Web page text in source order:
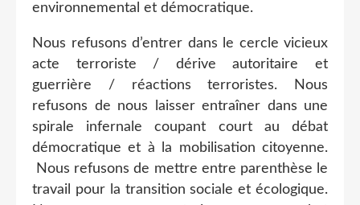
environnemental et démocratique.
Nous refusons d’entrer dans le cercle vicieux
acte terroriste / dérive autoritaire et
guerrière / réactions terroristes. Nous
refusons de nous laisser entraîner dans une
spirale infernale coupant court au débat
démocratique et à la mobilisation citoyenne.
Nous refusons de mettre entre parenthèse le
travail pour la transition sociale et écologique.